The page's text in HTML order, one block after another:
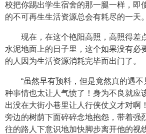
校把你踢出学生宿舍的那一腿一样，即
的不可再生生活资源总会有耗尽的一天。
现在，在这个艳阳高照，高照得差
水泥地面上的日子里，这个如果没有必
的人因为生活资源消耗完毕而出门了。
“虽然早有预料，但是竟然真的遇
种事情也太让人气愤了！身为不良就应
出没在大街小巷里让人行侠仗义才对啊
旁边的树荫下面碎碎念地抱怨，带着强
往的路人下意识地加快脚步离开他的视